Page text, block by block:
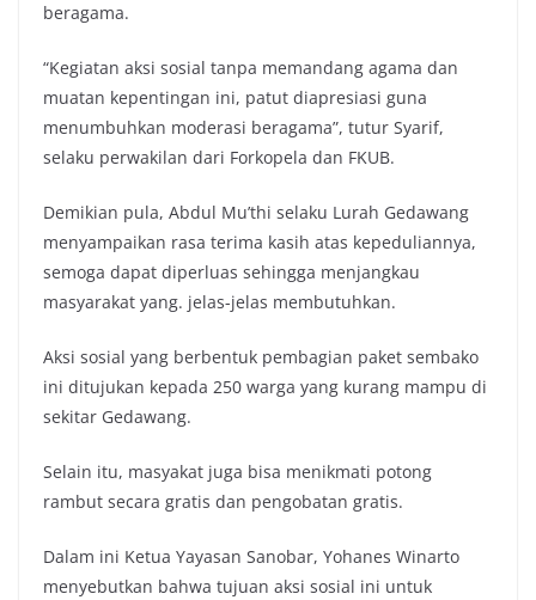
beragama.
“Kegiatan aksi sosial tanpa memandang agama dan
muatan kepentingan ini, patut diapresiasi guna
menumbuhkan moderasi beragama”, tutur Syarif,
selaku perwakilan dari Forkopela dan FKUB.
Demikian pula, Abdul Mu’thi selaku Lurah Gedawang
menyampaikan rasa terima kasih atas kepeduliannya,
semoga dapat diperluas sehingga menjangkau
masyarakat yang. jelas-jelas membutuhkan.
Aksi sosial yang berbentuk pembagian paket sembako
ini ditujukan kepada 250 warga yang kurang mampu di
sekitar Gedawang.
Selain itu, masyakat juga bisa menikmati potong
rambut secara gratis dan pengobatan gratis.
Dalam ini Ketua Yayasan Sanobar, Yohanes Winarto
menyebutkan bahwa tujuan aksi sosial ini untuk